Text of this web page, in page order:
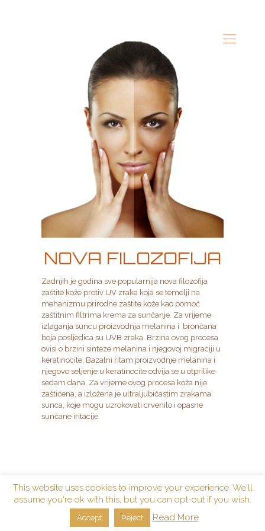
NOVA FILOZOFIJA
Zadnjih je godina sve popularnija nova filozofija
zaštite kože protiv UV zraka koja se temelji na
mehanizmu prirodne zaštite kože kao pomoć
zaštitnim filtrima krema za sunčanje. Za vrijeme
izlaganja suncu proizvodnja melanina i brončana
boja posljedica su UVB zraka. Brzina ovog procesa
ovisi o brzini sinteze melanina i njegovoj migraciji u
keratinocite. Bazalni ritam proizvodnje melanina i
njegovo seljenje u keratinocite odvija se u otprilike
sedam dana. Za vrijeme ovog procesa koža nije
zaštićena, a izložena je ultraljubičastim zrakama
sunca, koje mogu uzrokovati crvenilo i opasne
sunčane iritacije.
This website uses cookies to improve your experience. We'll
assume you're ok with this, but you can opt-out if you wish.
Accept Reject Read More